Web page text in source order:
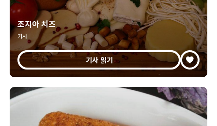
조지아 치즈
기사
기사 읽기